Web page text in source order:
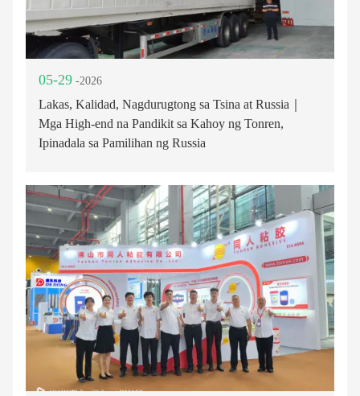
05-29 -2026
Lakas, Kalidad, Nagdurugtong sa Tsina at Russia｜
Mga High-end na Pandikit sa Kahoy ng Tonren,
Ipinadala sa Pamilihan ng Russia